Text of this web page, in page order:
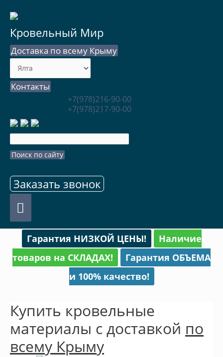
Кровельный Мир
Доставка по всему Крыму
Контакты
+7(978)216-90-00
+7(978)217-90-00
Заказать звонок
Главное
меню
Гарантия НИЗКОЙ ЦЕНЫ!
Наличие
товаров на СКЛАДАХ!
Гарантия ОБЪЕМА
и 100% качество!
Купить кровельные
материалы с доставкой по
всему Крыму